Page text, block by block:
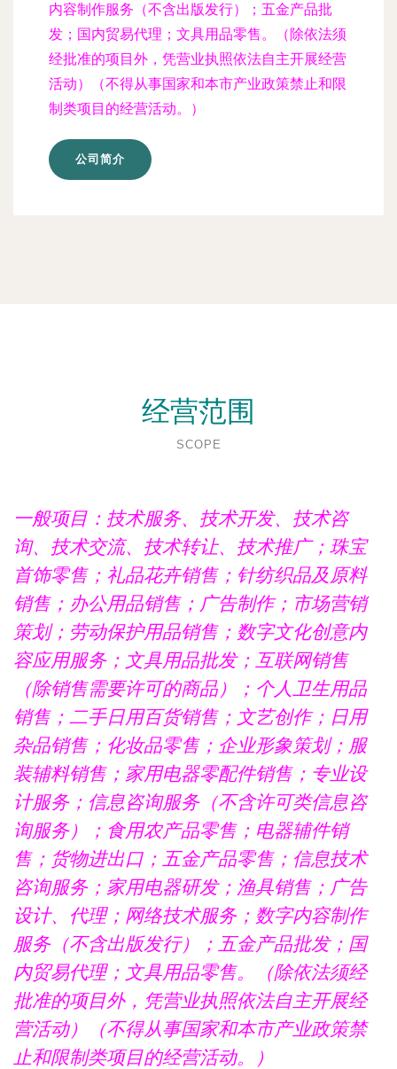
内容制作服务（不含出版发行）；五金产品批
发；国内贸易代理；文具用品零售。（除依法须
经批准的项目外，凭营业执照依法自主开展经营
活动）（不得从事国家和本市产业政策禁止和限
制类项目的经营活动。）
公司简介
经营范围
SCOPE
一般项目：技术服务、技术开发、技术咨
询、技术交流、技术转让、技术推广；珠宝
首饰零售；礼品花卉销售；针纺织品及原料
销售；办公用品销售；广告制作；市场营销
策划；劳动保护用品销售；数字文化创意内
容应用服务；文具用品批发；互联网销售
（除销售需要许可的商品）；个人卫生用品
销售；二手日用百货销售；文艺创作；日用
杂品销售；化妆品零售；企业形象策划；服
装辅料销售；家用电器零配件销售；专业设
计服务；信息咨询服务（不含许可类信息咨
询服务）；食用农产品零售；电器辅件销
售；货物进出口；五金产品零售；信息技术
咨询服务；家用电器研发；渔具销售；广告
设计、代理；网络技术服务；数字内容制作
服务（不含出版发行）；五金产品批发；国
内贸易代理；文具用品零售。（除依法须经
批准的项目外，凭营业执照依法自主开展经
营活动）（不得从事国家和本市产业政策禁
止和限制类项目的经营活动。）